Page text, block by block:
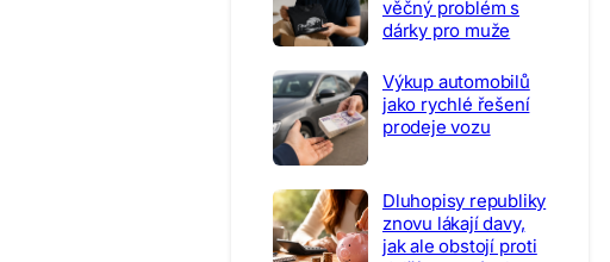
věčný problém s
dárky pro muže
Výkup automobilů
jako rychlé řešení
prodeje vozu
Dluhopisy republiky
znovu lákají davy,
jak ale obstojí proti